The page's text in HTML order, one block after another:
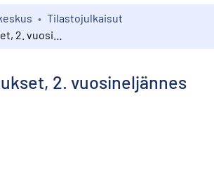
Tilastojulkaisut
2. vuosineljännes